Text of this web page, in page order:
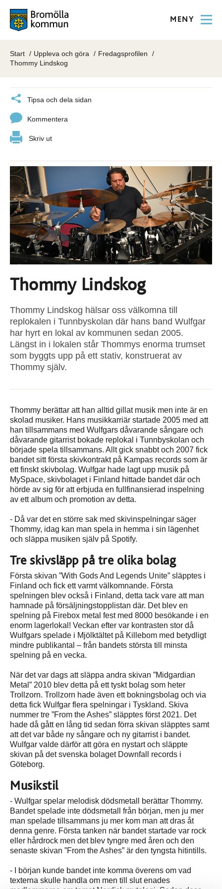
MENY
Start Uppleva och göra
Fredagsprofilen
Thommy Lindskog
Tipsa och dela sidan
Kommentera
Skriv ut
Thommy Lindskog
Thommy Lindskog hälsar oss välkomna till
replokalen i Tunnbyskolan där hans band Wulfgar
har hyrt en lokal av kommunen sedan 2005.
Längst in i lokalen står Thommys enorma trumset
som byggts upp på ett stativ, konstruerat av
Thommy själv.
Thommy berättar att han alltid gillat musik men inte är en
skolad musiker. Hans musikkarriär startade 2005 med att
han tillsammans med Wulfgars dåvarande sångare och
dåvarande gitarrist bokade replokal i Tunnbyskolan och
började spela tillsammans. Allt gick snabbt och 2007 fick
bandet sitt första skivkontrakt på Kampas records som är
ett finskt skivbolag. Wulfgar hade lagt upp musik på
MySpace, skivbolaget i Finland hittade bandet där och
hörde av sig för att erbjuda en fullfinansierad inspelning
av ett album och promotion av detta.
- Då var det en större sak med skivinspelningar säger
Thommy, idag kan man spela in hemma i sin lägenhet
och släppa musiken själv på Spotify.
Tre skivsläpp på tre olika bolag
Första skivan ”With Gods And Legends Unite” släpptes i
Finland och fick ett varmt välkomnande. Första
spelningen blev också i Finland, detta tack vare att man
hamnade på försäljningstopplistan där. Det blev en
spelning på Firebox metal fest med 8000 besökande i en
enorm lagerlokal! Veckan efter var kontrasten stor då
Wulfgars spelade i Mjölktältet på Killebom med betydligt
mindre publikantal – från bandets största till minsta
spelning på en vecka.
När det var dags att släppa andra skivan ”Midgardian
Metal” 2010 blev detta på ett tyskt bolag som heter
Trollzorn. Trollzorn hade även ett bokningsbolag och via
detta fick Wulfgar flera spelningar i Tyskland. Skiva
nummer tre ”From the Ashes” släpptes först 2021. Det
hade då gått en lång tid sedan förra skivan släpptes samt
att det var både ny sångare och ny gitarrist i bandet.
Wulfgar valde därför att göra en nystart och släppte
skivan på det svenska bolaget Downfall records i
Göteborg.
Musikstil
- Wulfgar spelar melodisk dödsmetall berättar Thommy.
Bandet spelade inte dödsmetall från början, men ju mer
man spelade tillsammans ju mer kom man att dras åt
denna genre. Första tanken när bandet startade var rock
eller hårdrock men det blev tyngre med åren och den
senaste skivan ”From the Ashes” är den tyngsta hitintills.
- I början kunde bandet inte komma överens om vad
texterna skulle handla om men till slut enades